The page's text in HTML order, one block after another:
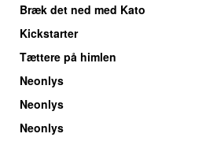
Bræk det ned med Kato
Kickstarter
Tættere på himlen
Neonlys
Neonlys
Neonlys